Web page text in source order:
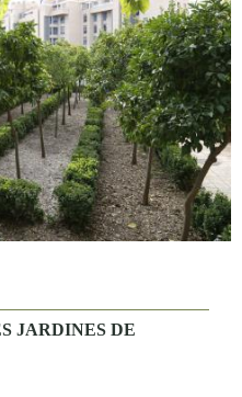
JARDINES DE